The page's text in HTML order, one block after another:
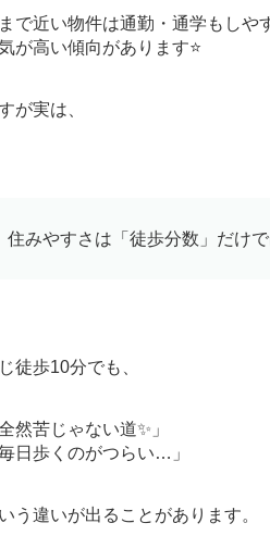
で近い物件は通勤・通学もしや
が高い傾向があります⭐️
が実は、
住みやすさは「徒歩分数」だけ
徒歩10分でも、
全然苦じゃない道✨」
毎日歩くのがつらい…」
う違いが出ることがあります。